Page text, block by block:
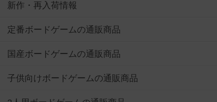
新作・再入荷情報
定番ボードゲームの通販商品
国産ボードゲームの通販商品
子供向けボードゲームの通販商品